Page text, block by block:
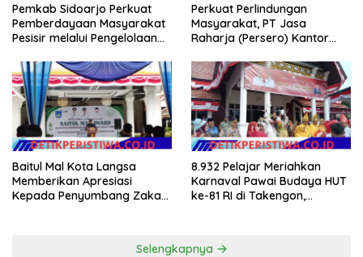
Pemkab Sidoarjo Perkuat
Pemberdayaan Masyarakat
Pesisir melalui Pengelolaan
Perkuat Perlindungan
Masyarakat, PT Jasa
Raharja (Persero) Kantor
Sinergi Lintas Instansi
Baitul Mal Kota Langsa
Memberikan Apresiasi
Kepada Penyumbang Zakat
8.932 Pelajar Meriahkan
Karnaval Pawai Budaya HUT
ke-81 RI di Takengon,
Selengkapnya